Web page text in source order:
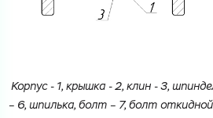
Корпус - 1, крышка - 2, клин - 3,
– 6, шпилька, болт – 7, болт